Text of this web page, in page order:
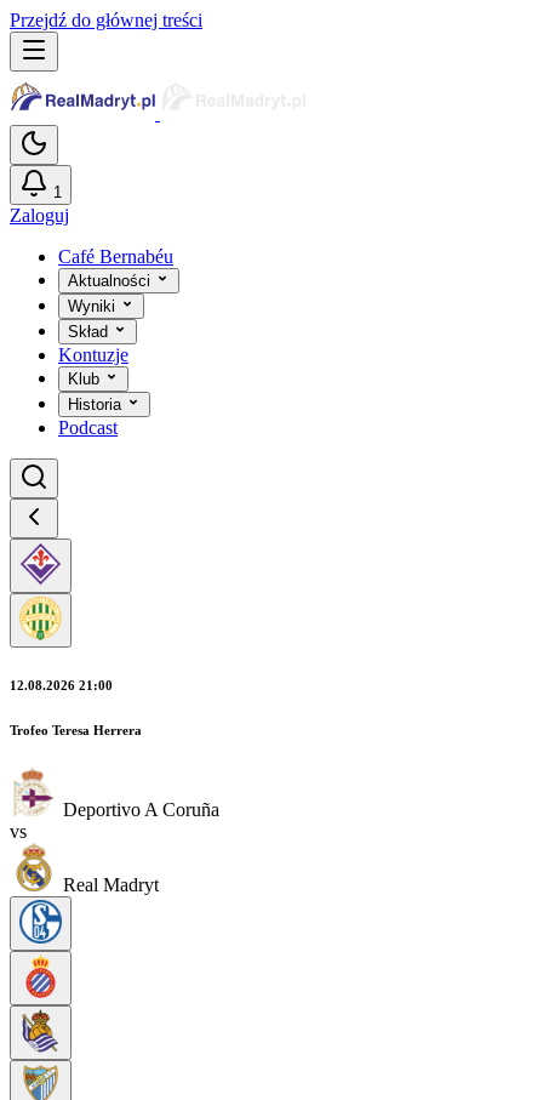
Przejdź do głównej treści
1
Zaloguj
Café Bernabéu
Aktualności
Wyniki
Skład
Kontuzje
Klub
Historia
Podcast
12.08.2026 21:00
Trofeo Teresa Herrera
Deportivo A Coruña
vs
Real Madryt